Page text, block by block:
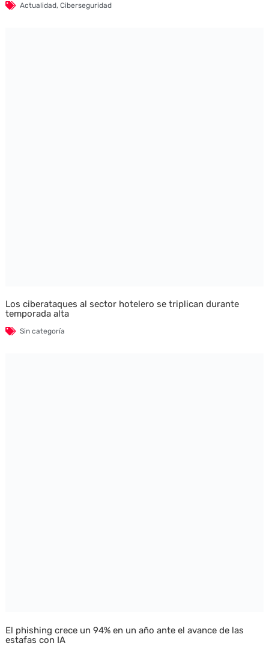
Actualidad, Ciberseguridad
Los ciberataques al sector hotelero se triplican durante
temporada alta
Sin categoría
El phishing crece un 94% en un año ante el avance de las
estafas con IA